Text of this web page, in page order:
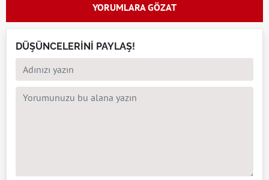
YORUMLARA GÖZAT
DÜŞÜNCELERİNİ PAYLAŞ!